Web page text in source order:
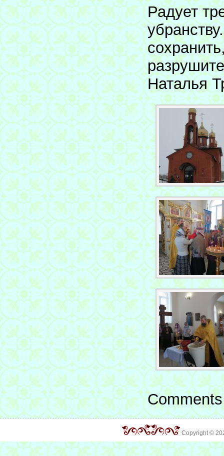
Радует
Наталья
Copyright ©